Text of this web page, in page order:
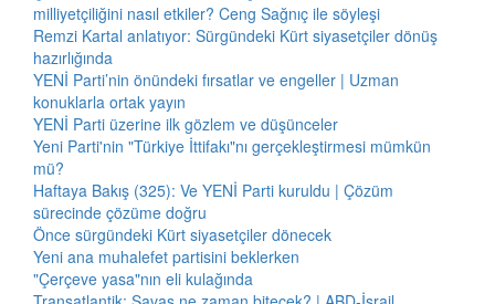
milliyetçiliğini nasıl etkiler? Ceng Sağnıç ile söyleşi
Remzi Kartal anlatıyor: Sürgündeki Kürt siyasetçiler dönüş
hazırlığında
YENİ Parti’nin önündeki fırsatlar ve engeller | Uzman
konuklarla ortak yayın
YENİ Parti üzerine ilk gözlem ve düşünceler
Yeni Parti'nin "Türkiye İttifakı"nı gerçekleştirmesi mümkün
mü?
Haftaya Bakış (325): Ve YENİ Parti kuruldu | Çözüm
sürecinde çözüme doğru
Önce sürgündeki Kürt siyasetçiler dönecek
Yeni ana muhalefet partisini beklerken
"Çerçeve yasa"nın eli kulağında